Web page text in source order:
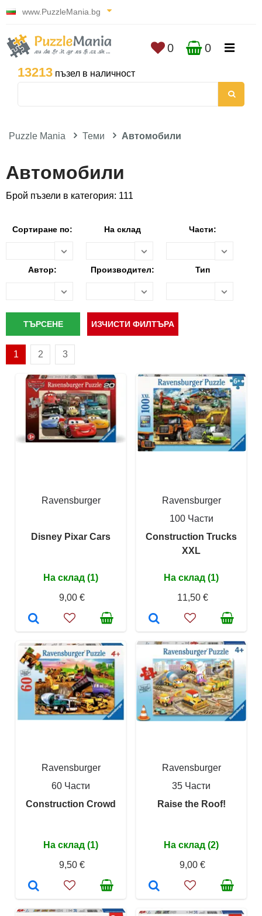
www.PuzzleMania.bg
13213 пъзел в наличност
0 0
Puzzle Mania Теми Автомобили
Автомобили
Брой пъзели в категория: 111
Сортиране по: На склад Части:
Автор: Производител: Тип
1 2 3
Ravensburger
Disney Pixar Cars
На склад (1)
9,00 €
Ravensburger
100 Части
Construction Trucks
XXL
На склад (1)
11,50 €
Ravensburger
60 Части
Construction Crowd
На склад (1)
9,50 €
Ravensburger
35 Части
Raise the Roof!
На склад (2)
9,00 €